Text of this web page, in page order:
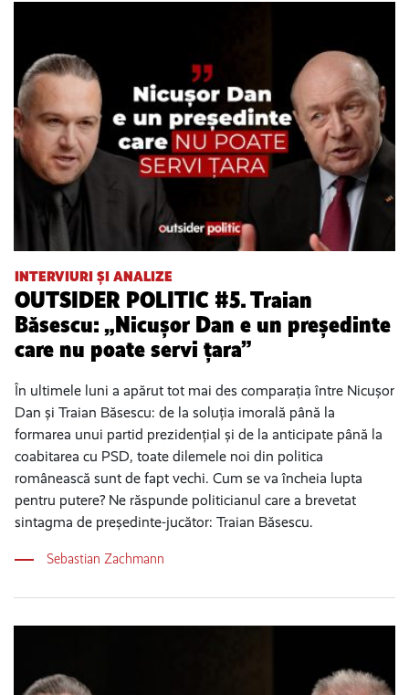
INTERVIURI ȘI ANALIZE
OUTSIDER POLITIC #5. Traian
Băsescu: „Nicușor Dan e un președinte
care nu poate servi țara”
În ultimele luni a apărut tot mai des comparația între Nicușor
Dan și Traian Băsescu: de la soluția imorală până la
formarea unui partid prezidențial și de la anticipate până la
coabitarea cu PSD, toate dilemele noi din politica
românească sunt de fapt vechi. Cum se va încheia lupta
pentru putere? Ne răspunde politicianul care a brevetat
sintagma de președinte-jucător: Traian Băsescu.
Sebastian Zachmann